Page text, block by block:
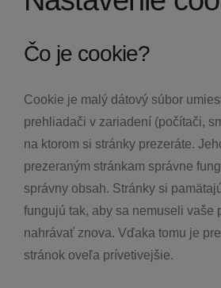
Čo je cookie?
Cookie je malý dátový súbor
prehliadači v zariadení (počítači,
na ktorom si stránky prezeráte.
prezeraným stránkam správne
správny obsah. Stránky si
fungujú tak, aby sa nemuseli vaše
nahrávať znova. Vďaka tomu je
stránok oveľa prívetivejšie.